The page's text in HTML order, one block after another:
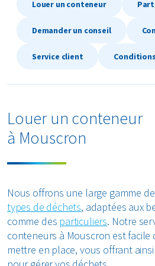
Louer un conteneur
Demander un conseil
Service client
Louer un conteneur
à Mouscron
Nous offrons une large gamme
types de déchets, adaptées aux
comme des particuliers. Notre
conteneurs à Mouscron est facile
mettre en place, vous offrant